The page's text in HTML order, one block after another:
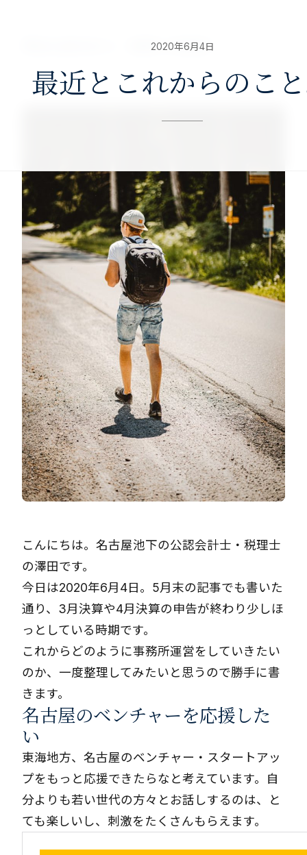
澤田公認会計士・税理士事務所
2020年6月4日
最近とこれからのこ
こんにちは。名古屋池下の公認会計士・税理士
の澤田です。
今日は2020年6月4日。5月末の記事でも書いた
通り、3月決算や4月決算の申告が終わり少しほ
っとしている時期です。
これからどのように事務所運営をしていきたい
のか、一度整理してみたいと思うので勝手に書
きます。
名古屋のベンチャーを応援した
い
東海地方、名古屋のベンチャー・スタートアッ
プをもっと応援できたらなと考えています。自
分よりも若い世代の方々とお話しするのは、と
ても楽しいし、刺激をたくさんもらえます。